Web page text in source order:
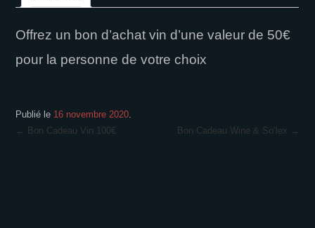
Offrez un bon d’achat vin d’une valeur de 50€
pour la personne de votre choix
Publié le 16 novembre 2020.
Navigation
← Bon Cadeau Vin 100€ Bon Cadeau Wine & So’lex →